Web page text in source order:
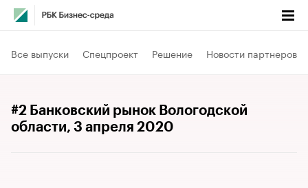
Все выпуски Спецпроект Решение Новости партнеров
#2 Банковский рынок Вологодской
области, 3 апреля 2020